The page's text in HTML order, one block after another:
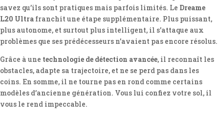
savez qu’ils sont pratiques mais parfois limités. Le Dreame
L20 Ultra franchit une étape supplémentaire. Plus puissant,
plus autonome, et surtout plus intelligent, il s’attaque aux
problèmes que ses prédécesseurs n’avaient pas encore résolus.
Grâce à une technologie de détection avancée, il reconnaît les
obstacles, adapte sa trajectoire, et ne se perd pas dans les
coins. En somme, il ne tourne pas en rond comme certains
modèles d’ancienne génération. Vous lui confiez votre sol, il
vous le rend impeccable.